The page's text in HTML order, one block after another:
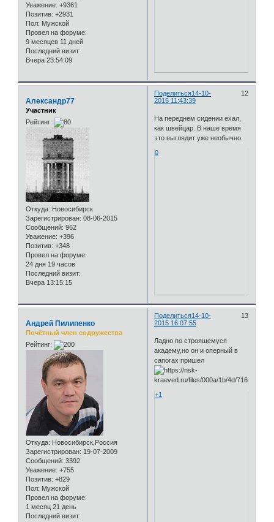
Уважение: +9361
Позитив: +2931
Пол: Мужской
Провел на форуме:
9 месяцев 11 дней
Последний визит:
Вчера 23:54:09
Поделиться 12
14-10-
2015 11:43:39
Александр77
Участник
Рейтинг:
Откуда: Новосибирск
Зарегистрирован: 08-06-2015
Сообщений: 962
Уважение: +396
Позитив: +348
Провел на форуме:
24 дня 19 часов
Последний визит:
Вчера 13:15:15
На переднем сидении ехал,
как швейцар. В наше время
это выглядит уже необычно.
0
Поделиться 13
14-10-
2015 16:07:55
Андрей Пилипенко
Почётный член содружества
Рейтинг:
Откуда: Новосибирск,Россия
Зарегистрирован: 19-07-2009
Сообщений: 3392
Уважение: +755
Позитив: +829
Пол: Мужской
Провел на форуме:
1 месяц 21 день
Последний визит:
Ладно по строящемуся
академу,но он и оперный в
сапогах пришел
+1